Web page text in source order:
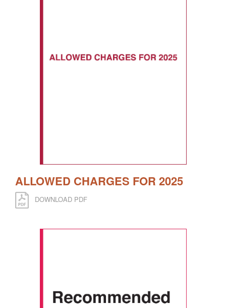
ALLOWED CHARGES FOR 2025
DOWNLOAD PDF